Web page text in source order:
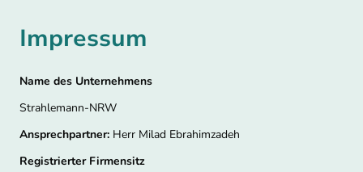
Impressum
Name des Unternehmens
Strahlemann-NRW
Ansprechpartner: Herr Milad Ebrahimzadeh
Registrierter Firmensitz